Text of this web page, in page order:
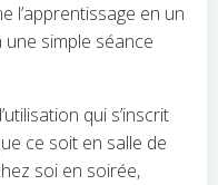
l’apprentissage en un
une simple séance
qui s’inscrit
ce soit en salle de
soi en soirée,